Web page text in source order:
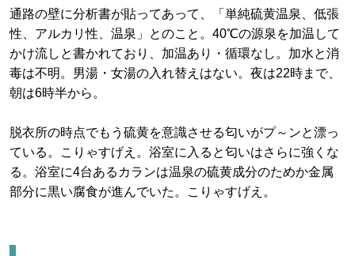
通路の壁に分析書が貼ってあって、「単純硫黄温泉、低張
性、アルカリ性、温泉」とのこと。40℃の源泉を加温して
かけ流しと書かれており、加温あり・循環なし。加水と消
毒は不明。男湯・女湯の入れ替えはない。夜は22時まで、
朝は6時半から。
脱衣所の時点でもう硫黄を意識させる匂いがプ～ンと漂っ
ている。こりゃすげえ。浴室に入ると匂いはさらに強くな
る。浴室に4台あるカランは温泉の硫黄成分のためか金属
部分に黒い腐食が進んでいた。こりゃすげえ。